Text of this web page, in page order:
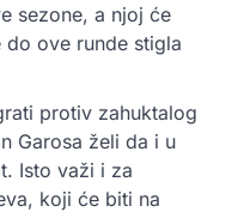
sezone, a njoj će
ove runde stigla
protiv zahuktalog
Garosa želi da i u
Isto važi i za
koji će biti na